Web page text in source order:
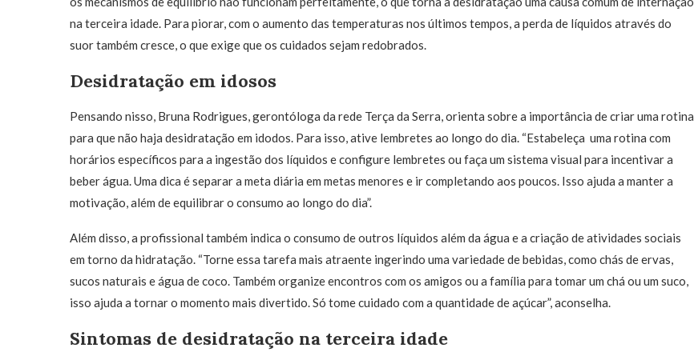
na terceira idade. Para piorar, com o aumento das temperaturas nos últimos tempos, a perda de líquidos através do
suor também cresce, o que exige que os cuidados sejam redobrados.
Desidratação em idosos
Pensando nisso, Bruna Rodrigues, gerontóloga da rede Terça da Serra, orienta sobre a importância de criar uma rotina
para que não haja desidratação em idodos. Para isso, ative lembretes ao longo do dia. “Estabeleça uma rotina com
horários específicos para a ingestão dos líquidos e configure lembretes ou faça um sistema visual para incentivar a
beber água. Uma dica é separar a meta diária em metas menores e ir completando aos poucos. Isso ajuda a manter a
motivação, além de equilibrar o consumo ao longo do dia”.
Além disso, a profissional também indica o consumo de outros líquidos além da água e a criação de atividades sociais
em torno da hidratação. “Torne essa tarefa mais atraente ingerindo uma variedade de bebidas, como chás de ervas,
sucos naturais e água de coco. Também organize encontros com os amigos ou a família para tomar um chá ou um suco,
isso ajuda a tornar o momento mais divertido. Só tome cuidado com a quantidade de açúcar”, aconselha.
Sintomas de desidratação na terceira idade